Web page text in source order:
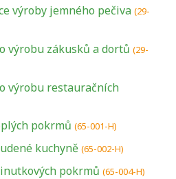
výroby jemného pečiva (29-
výrobu zákusků a dortů (29-
výrobu restauračních
pokrmů (65-001-H)
kuchyně (65-002-H)
pokrmů (65-004-H)